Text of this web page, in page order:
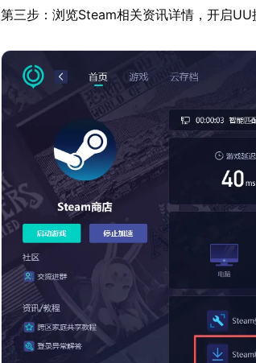
第三步：浏览Steam相关资讯详情，开启